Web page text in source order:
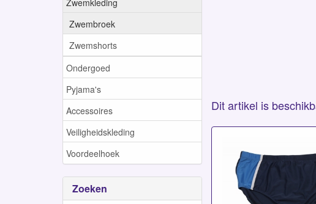
Zwembroek
Zwemshorts
Ondergoed
Pyjama's
Accessoires
Veiligheidskleding
Voordeelhoek
Zoeken
Dit artikel is